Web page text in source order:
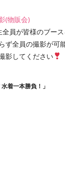
(物販会)
員が皆様のブー
ず全員の撮影が可能
影してください
水着一本勝負！」